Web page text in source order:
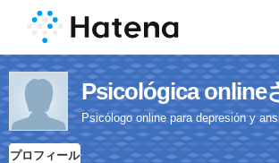
Psicológica online
Psicólogo online para depresión y
プロフィール